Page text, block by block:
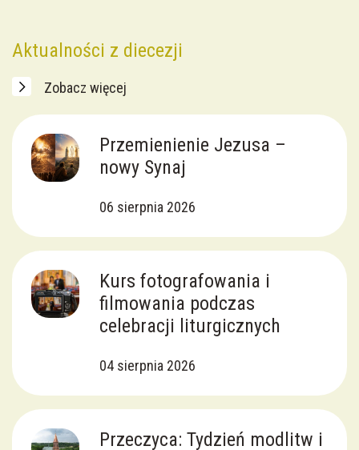
Aktualności z diecezji
Zobacz więcej
Przemienienie Jezusa –
nowy Synaj
06 sierpnia 2026
Kurs fotografowania i
filmowania podczas
celebracji liturgicznych
04 sierpnia 2026
Przeczyca: Tydzień modlitw i